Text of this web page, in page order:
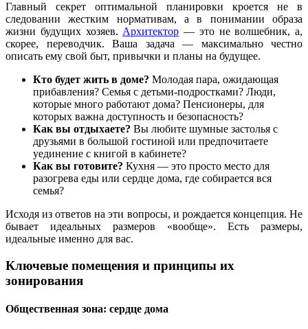
Главный секрет оптимальной планировки кроется не в
следовании жестким нормативам, а в понимании образа
жизни будущих хозяев. Архитектор — это не волшебник, а,
скорее, переводчик. Ваша задача — максимально честно
описать ему свой быт, привычки и планы на будущее.
Кто будет жить в доме? Молодая пара, ожидающая
прибавления? Семья с детьми-подростками? Люди,
которые много работают дома? Пенсионеры, для
которых важна доступность и безопасность?
Как вы отдыхаете? Вы любите шумные застолья с
друзьями в большой гостиной или предпочитаете
уединение с книгой в кабинете?
Как вы готовите? Кухня — это просто место для
разогрева еды или сердце дома, где собирается вся
семья?
Исходя из ответов на эти вопросы, и рождается концепция. Не
бывает идеальных размеров «вообще». Есть размеры,
идеальные именно для вас.
Ключевые помещения и принципы их
зонирования
Общественная зона: сердце дома